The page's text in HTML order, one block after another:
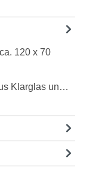
120 x 70
Klarglas un…